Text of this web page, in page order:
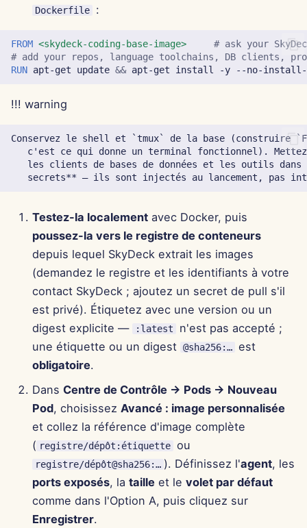
24 janv. 2025
17 janv. 2025
10 janv. 2025
3 janv. 2025
20 déc. 2024
13 déc. 2024
6 déc. 2024
29 nov. 2024
22 nov. 2024
15 nov. 2024
8 nov. 2024
1er nov. 2024
25 oct. 2024
Dockerfile :
FROM <skydeck-coding-base-image>
# ask your
# add your repos, language toolchains, DB clients,
RUN apt-get update && apt-get install -y --no-install-
!!! warning
Conservez le shell et `tmux` de la base (construire
c'est ce qui donne un terminal fonctionnel).
les clients de bases de données et les outils
Testez-la localementavec Docker, puis
poussez-la vers le registre de conteneurs
depuis lequel SkyDeck extrait les images
(demandez le registre et les identifiants à votre
contact SkyDeck ; ajoutez un secret de pull s'il
est privé). Étiquetez avec une version ou un
digest explicite —
:latest
n'est pas accepté ;
une étiquette ou un digest @sha256:… est
obligatoire.
Dans Centre de Contrôle → Pods → Nouveau
Pod, choisissez Avancé : image personnalisée
et collez la référence d'image complète
( registre/dépôt:étiquette ou
registre/dépôt@sha256:… ). Définissez l'agent, les
ports exposés, la tailleet le volet par défaut
comme dans l'Option A, puis cliquez sur
Enregistrer.